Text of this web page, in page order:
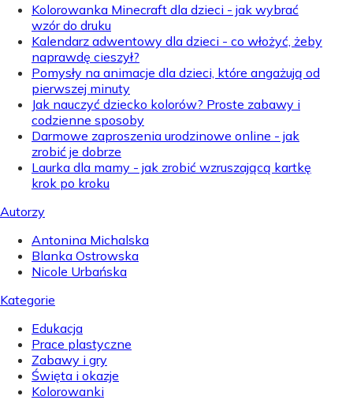
Kolorowanka Minecraft dla dzieci - jak wybrać
wzór do druku
Kalendarz adwentowy dla dzieci - co włożyć, żeby
naprawdę cieszył?
Pomysły na animacje dla dzieci, które angażują od
pierwszej minuty
Jak nauczyć dziecko kolorów? Proste zabawy i
codzienne sposoby
Darmowe zaproszenia urodzinowe online - jak
zrobić je dobrze
Laurka dla mamy - jak zrobić wzruszającą kartkę
krok po kroku
Autorzy
Antonina Michalska
Blanka Ostrowska
Nicole Urbańska
Kategorie
Edukacja
Prace plastyczne
Zabawy i gry
Święta i okazje
Kolorowanki